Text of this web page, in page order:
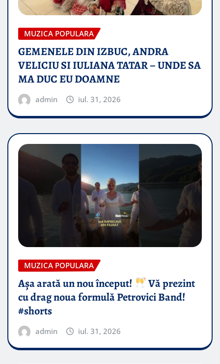
MUZICA POPULARA
GEMENELE DIN IZBUC, ANDRA
VELICIU SI IULIANA TATAR – UNDE SA
MA DUC EU DOAMNE
admin iul. 31, 2026
MUZICA POPULARA
Așa arată un nou început!
Vă prezint
cu drag noua formulă Petrovici Band!
#shorts
admin iul. 31, 2026